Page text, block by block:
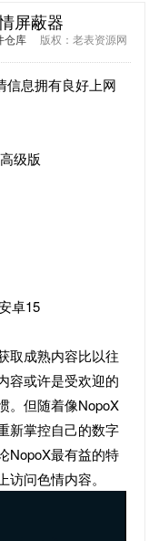
屏蔽器
仓库 版权：老表资源网
信息拥有良好上网
级版
卓15
取成熟内容比以往
容或许是受欢迎的
。但随着像NopoX
新掌控自己的数字
NopoX最有益的特
问色情内容。